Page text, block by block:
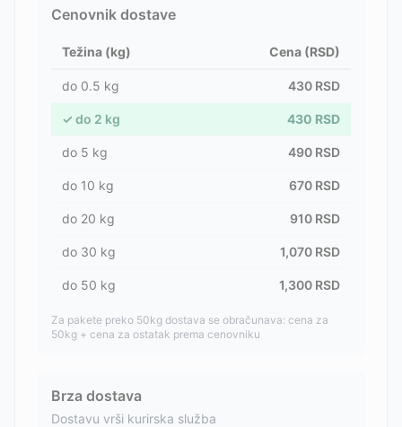
Cenovnik dostave
Težina (kg) Cena (RSD)
do 0.5 kg 430 RSD
✓ do 2 kg 430 RSD
do 5 kg 490 RSD
do 10 kg 670 RSD
do 20 kg 910 RSD
do 30 kg 1,070 RSD
do 50 kg 1,300 RSD
Za pakete preko 50kg dostava se obračunava: cena za
50kg + cena za ostatak prema cenovniku
Brza dostava
Dostavu vrši kurirska služba